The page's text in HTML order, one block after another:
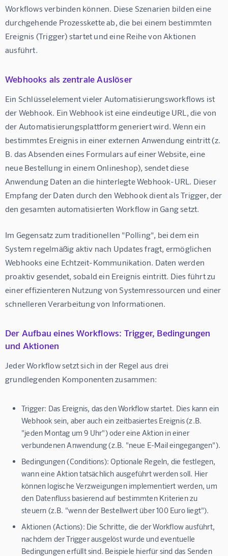
Workflows verbinden können. Diese Szenarien bilden eine
durchgehende Prozesskette ab, die bei einem bestimmten
Ereignis (Trigger) startet und eine Reihe von Aktionen
ausführt.
Webhooks als zentrale Auslöser
Ein Schlüsselelement vieler Automatisierungsworkflows ist
der Webhook. Ein Webhook ist eine eindeutige URL, die von
der Automatisierungsplattform generiert wird. Wenn ein
bestimmtes Ereignis in einer externen Anwendung eintritt (z.
B. das Absenden eines Formulars auf einer Website, eine
neue Bestellung in einem Onlineshop), sendet diese
Anwendung Daten an die hinterlegte Webhook-URL. Dieser
Empfang der Daten durch den Webhook dient als Trigger, der
den gesamten automatisierten Workflow in Gang setzt.
Im Gegensatz zum traditionellen "Polling", bei dem ein
System regelmäßig aktiv nach Updates fragt, ermöglichen
Webhooks eine Echtzeit-Kommunikation. Daten werden
proaktiv gesendet, sobald ein Ereignis eintritt. Dies führt zu
einer effizienteren Nutzung von Systemressourcen und einer
schnelleren Verarbeitung von Informationen.
Der Aufbau eines Workflows: Trigger, Bedingungen
und Aktionen
Jeder Workflow setzt sich in der Regel aus drei
grundlegenden Komponenten zusammen:
Trigger: Das Ereignis, das den Workflow startet. Dies kann ein
Webhook sein, aber auch ein zeitbasiertes Ereignis (z.B.
"jeden Montag um 9 Uhr") oder eine Aktion in einer
verbundenen Anwendung (z.B. "neue E-Mail eingegangen").
Bedingungen (Conditions): Optionale Regeln, die festlegen,
wann eine Aktion tatsächlich ausgeführt werden soll. Hier
können logische Verzweigungen implementiert werden, um
den Datenfluss basierend auf bestimmten Kriterien zu
steuern (z.B. "wenn der Bestellwert über 100 Euro liegt").
Aktionen (Actions): Die Schritte, die der Workflow ausführt,
nachdem der Trigger ausgelöst wurde und eventuelle
Bedingungen erfüllt sind. Beispiele hierfür sind das Senden